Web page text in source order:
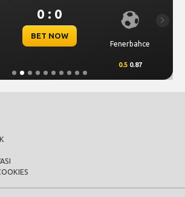
0 : 0
BET NOW
Fenerbahce
0.5 0.87
Next